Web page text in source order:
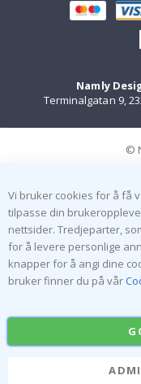
Namly
Terminalgatan 9,
©
Vi bruker cookies for å få
tilpasse din
nettsider. Tredjeparter,
for å levere personlige
knapper for å angi dine
bruker finner du på vår